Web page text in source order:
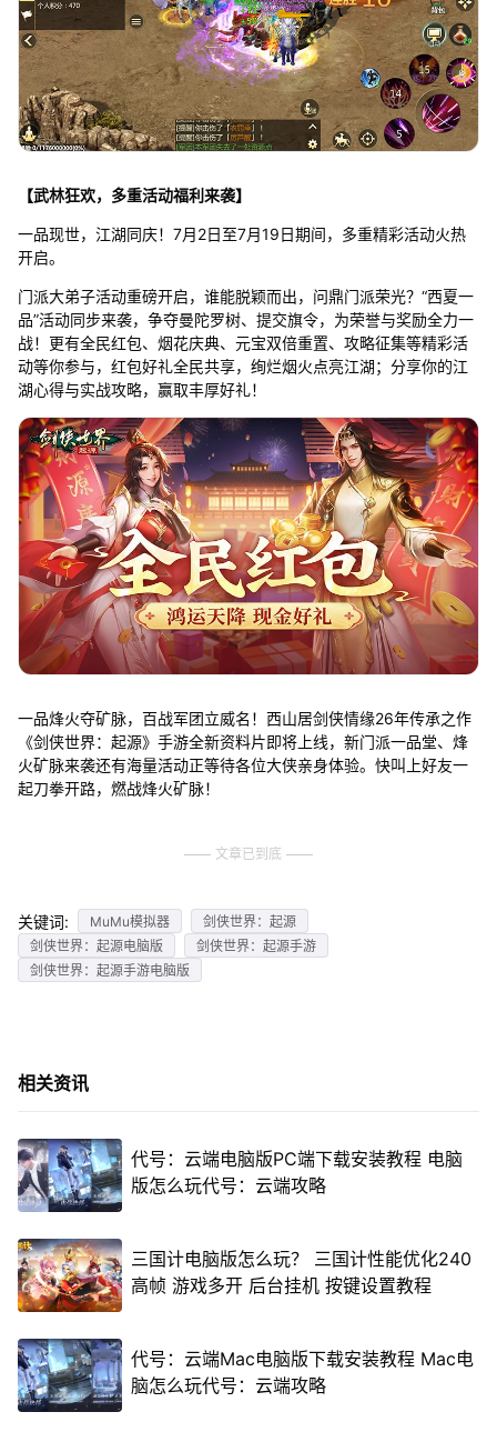
【武林狂欢，多重活动福利来袭】
一品现世，江湖同庆！7月2日至7月19日期间，多重精彩活动火热
开启。
门派大弟子活动重磅开启，谁能脱颖而出，问鼎门派荣光？“西夏一
品”活动同步来袭，争夺曼陀罗树、提交旗令，为荣誉与奖励全力一
战！更有全民红包、烟花庆典、元宝双倍重置、攻略征集等精彩活
动等你参与，红包好礼全民共享，绚烂烟火点亮江湖；分享你的江
湖心得与实战攻略，赢取丰厚好礼！
一品烽火夺矿脉，百战军团立威名！西山居剑侠情缘26年传承之作
《剑侠世界：起源》手游全新资料片即将上线，新门派一品堂、烽
火矿脉来袭还有海量活动正等待各位大侠亲身体验。快叫上好友一
起刀拳开路，燃战烽火矿脉！
文章已到底
关键词: MuMu模拟器
剑侠世界：起源
剑侠世界：起源电脑版
剑侠世界：起源手游
剑侠世界：起源手游电脑版
相关资讯
代号：云端电脑版PC端下载安装教程 电脑
版怎么玩代号：云端攻略
三国计电脑版怎么玩？ 三国计性能优化240
高帧 游戏多开 后台挂机 按键设置教程
代号：云端Mac电脑版下载安装教程 Mac电
脑怎么玩代号：云端攻略